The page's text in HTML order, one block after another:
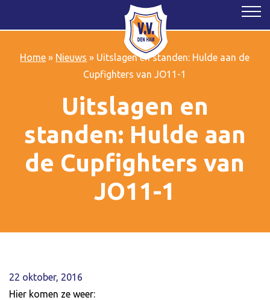
Home » Nieuws » Uitslagen en standen: Hulde aan de
Cupfighters van JO11-1
Uitslagen en
standen: Hulde aan
de Cupfighters van
JO11-1
22 oktober, 2016
Hier komen ze weer: